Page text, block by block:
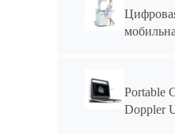
A)
кВт
кВт
Portable
Doppler